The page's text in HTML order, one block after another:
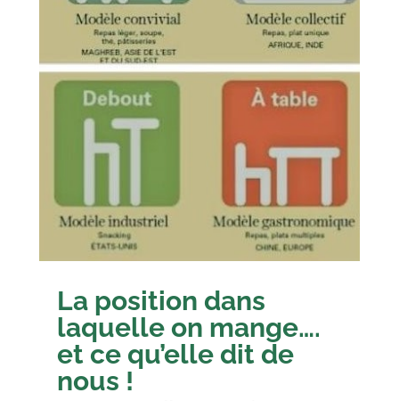
La position dans
laquelle on mange….
et ce qu’elle dit de
nous !